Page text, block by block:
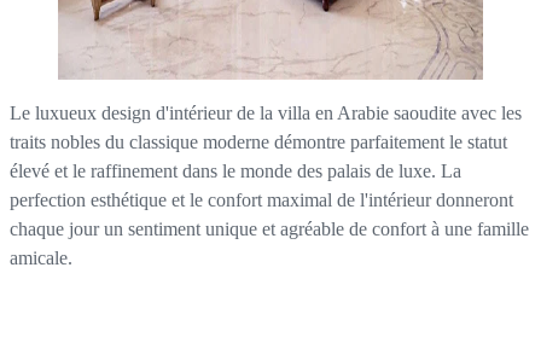
Le luxueux design d'intérieur de la villa en Arabie saoudite avec les
traits nobles du classique moderne démontre parfaitement le statut
élevé et le raffinement dans le monde des palais de luxe. La
perfection esthétique et le confort maximal de l'intérieur donneront
chaque jour un sentiment unique et agréable de confort à une famille
amicale.